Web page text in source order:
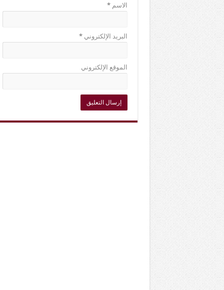
الاسم*
البريد الإلكتروني*
الموقع الإلكتروني